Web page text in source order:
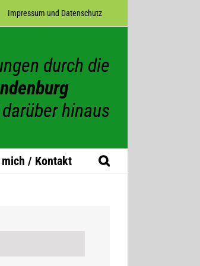
Impres­sum und Datenschutz
durch die
hinaus
mich / Kontakt